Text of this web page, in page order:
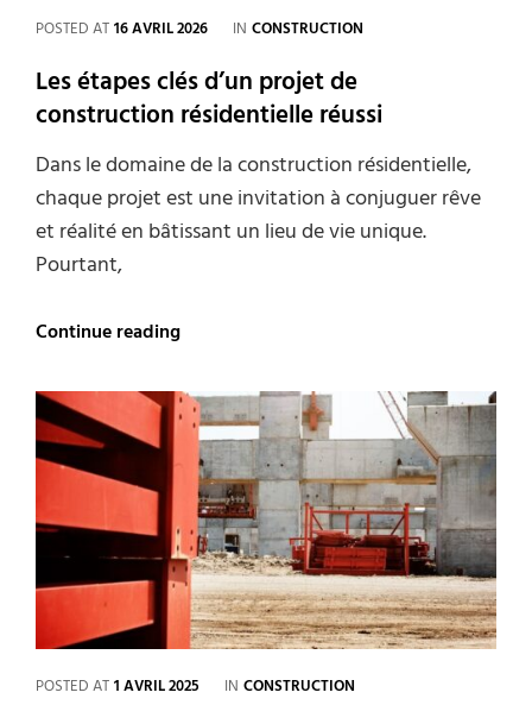
POSTED AT16 AVRIL 2026 IN CATEGORIES
CONSTRUCTION
Les étapes clés d’un projet de
construction résidentielle réussi
Dans le domaine de la construction résidentielle,
chaque projet est une invitation à conjuguer rêve
et réalité en bâtissant un lieu de vie unique.
Pourtant,
Continue readingLes
d’un
projet
de
construction
résidentielle
réussi
POSTED AT1 AVRIL 2025 IN CATEGORIES
CONSTRUCTION